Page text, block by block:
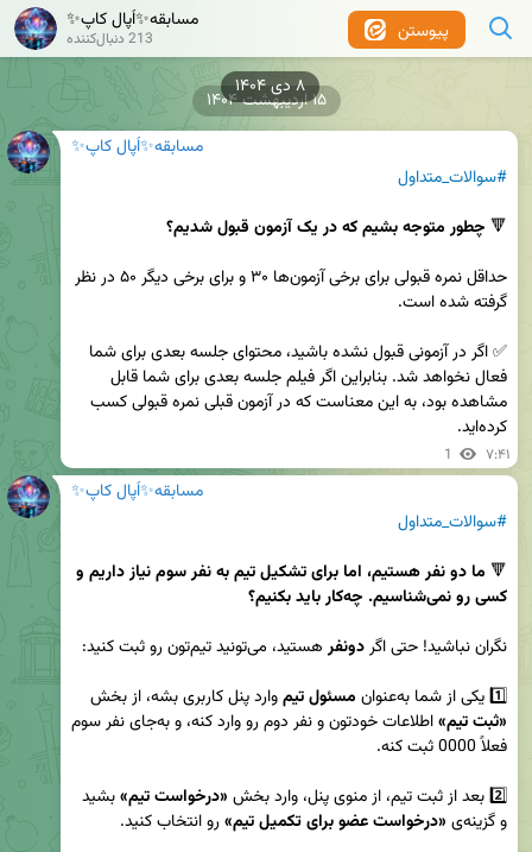
۸ دی ۱۴۰۴
پیوستن مسابقه✨اُپال کاپ✨
213 دنبال‌کننده
مسابقه✨اُپال کاپ✨
#سوالات_متداول
🔻 چطور متوجه بشیم که در یک آزمون قبول شدیم؟
کرده‌اید.
1 ۷:۴۱
۱۵ اردیبهشت ۱۴۰۴
مسابقه✨اُپال کاپ✨
#سوالات_متداول
🔻
کسی رو نمی‌شناسیم. چه‌کار باید بکنیم؟
نگران نباشید! حتی اگر دونفر
1️⃣ یکی از شما به‌عنوان
مسئول تیم وارد پنل کاربری بشه، از بخش
«ثبت تیم»
2️⃣ بعد از ثبت تیم، از منوی پنل، وارد بخش
«درخواست تیم»
و گزینه‌ی
«درخواست عضو برای تکمیل تیم»